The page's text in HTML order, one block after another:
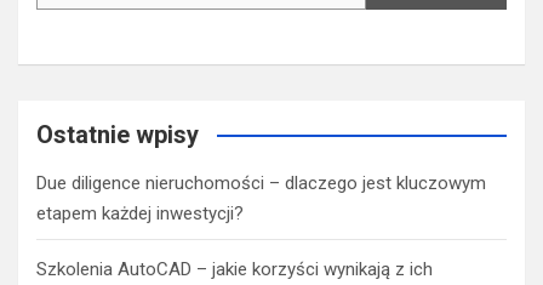
Ostatnie wpisy
Due diligence nieruchomości – dlaczego jest kluczowym
etapem każdej inwestycji?
Szkolenia AutoCAD – jakie korzyści wynikają z ich